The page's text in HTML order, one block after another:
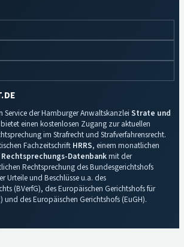
Service der Hamburger Anwaltskanzlei Strate und
einen kostenlosen Zugang zur aktuellen
im Strafrecht und Strafverfahrensrecht.
Fachzeitschrift HRRS, einem monatlichen
Rechtsprechungs-Datenbankmit der
Rechtsprechung des Bundesgerichtshofs
Urteile und Beschlüsse u.a. des
(BVerfG), des Europäischen Gerichtshofs für
und des Europäischen Gerichtshofs (EuGH).